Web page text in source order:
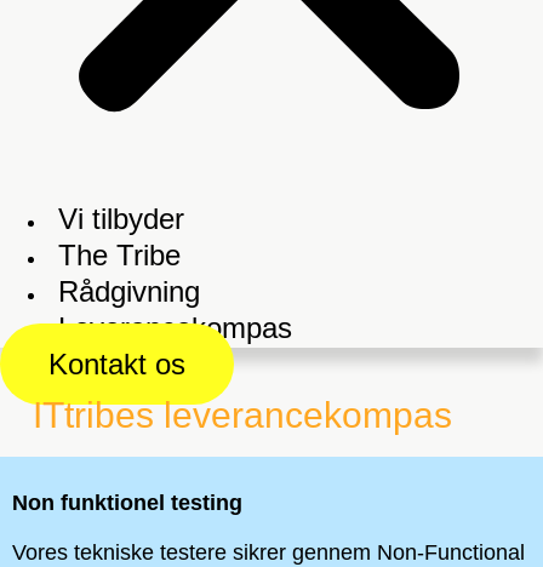
Vi tilbyder
The Tribe
Rådgivning
Leverancekompas
Kontakt os
ITtribes leverancekompas
Non funktionel testing
Vores tekniske testere sikrer gennem Non‑Functional